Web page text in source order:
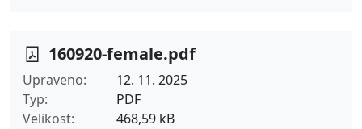
160920-female.pdf
Upraveno
12. 11. 2025
Typ
PDF
Velikost
468,59 kB